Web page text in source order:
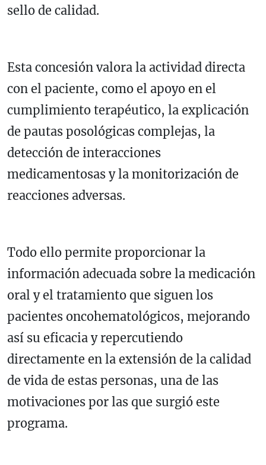
sello de calidad.
Esta concesión valora la actividad directa
con el paciente, como el apoyo en el
cumplimiento terapéutico, la explicación
de pautas posológicas complejas, la
detección de interacciones
medicamentosas y la monitorización de
reacciones adversas.
Todo ello permite proporcionar la
información adecuada sobre la medicación
oral y el tratamiento que siguen los
pacientes oncohematológicos, mejorando
así su eficacia y repercutiendo
directamente en la extensión de la calidad
de vida de estas personas, una de las
motivaciones por las que surgió este
programa.